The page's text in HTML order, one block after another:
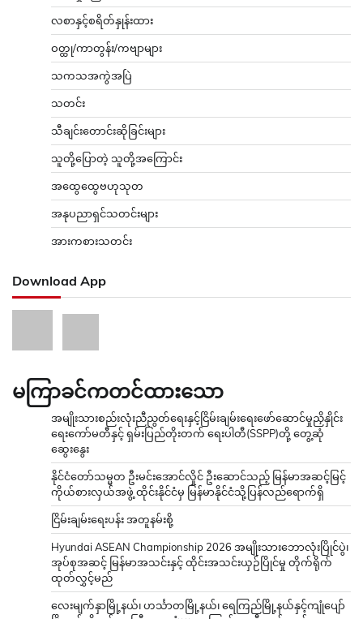
လစာနှင့်စရိတ်နှုန်းထား
ဝတ္ထု/ကာတွန်း/ကဗျာများ
သကသအကွဲအပြဲ
သတင်း
သီချင်းတောင်းဆိုခြင်းများ
သူတို့ပြောတဲ့ သူတို့အကြောင်း
အထွေထွေဗဟုသုတ
အနုပညာရှင်သတင်းများ
အားကစားသတင်း
Download App
မကြာခင်ကတင်ထားသော
အမျိုးသားစည်းလုံးညီညွတ်ရေးနှင့်ငြိမ်းချမ်းရေးဖော်ဆောင်မှုညှိနှိုင်း
ရေးကော်မတီနှင့် ရှမ်းပြည်တိုးတက် ရေးပါတီ(SSPP)တို့ တွေ့ဆုံ
ဆွေးနွေး
နိုင်ငံတော်သမ္မတ ဦးမင်းအောင်လှိုင် ဦးဆောင်သည့် မြန်မာအဆင့်မြင့်
ကိုယ်စားလှယ်အဖွဲ့ ထိုင်းနိုင်ငံမှ မြန်မာနိုင်ငံသို့ပြန်လည်ရောက်ရှိ
ငြိမ်းချမ်းရေးပန်း အတူနမ်းစို့
Hyundai ASEAN Championship 2026 အမျိုးသားဘောလုံးပြိုင်ပွဲ၊
အုပ်စုအဆင့် မြန်မာအသင်းနှင့် ထိုင်းအသင်းယှဉ်ပြိုင်မှု တိုက်ရိုက်
ထုတ်လွှင့်မည်
လေးမျက်နှာမြို့နယ်၊ ဟင်္သာတမြို့နယ်၊ ရေကြည်မြို့နယ်နှင့်ကျုံပျော်